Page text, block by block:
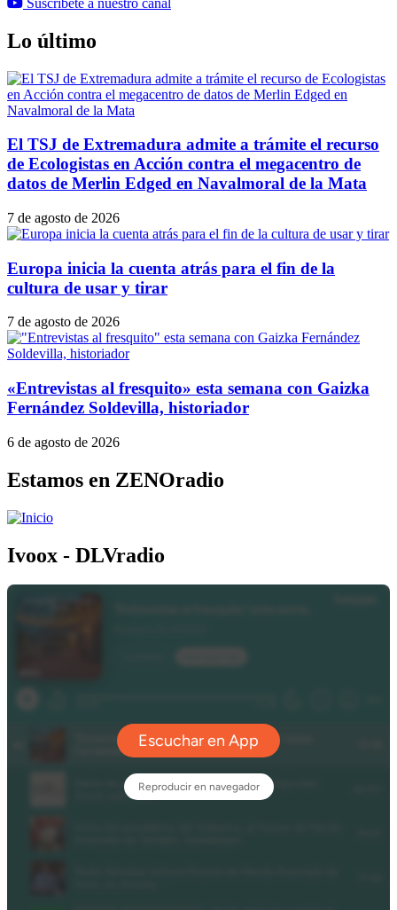
Lo último
El TSJ de Extremadura admite a trámite el recurso
de Ecologistas en Acción contra el megacentro de
datos de Merlin Edged en Navalmoral de la Mata
7 de agosto de 2026
Europa inicia la cuenta atrás para el fin de la
cultura de usar y tirar
7 de agosto de 2026
«Entrevistas al fresquito» esta semana con Gaizka
Fernández Soldevilla, historiador
6 de agosto de 2026
Estamos en ZENOradio
Ivoox - DLVradio